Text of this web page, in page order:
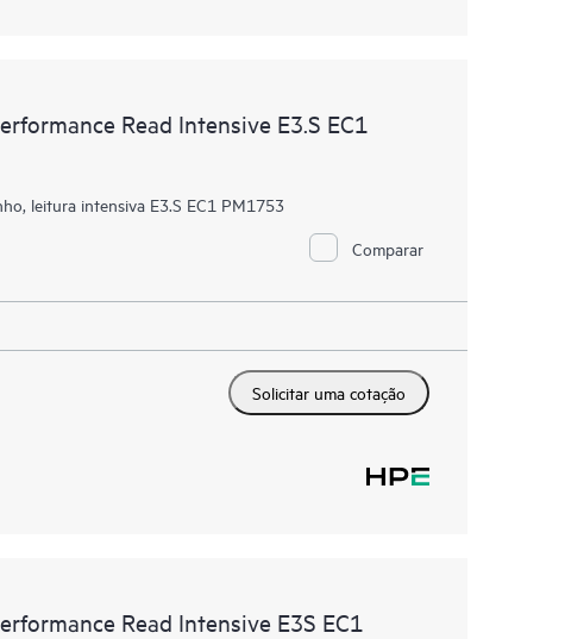
Read Intensive E3.S EC1
leitura intensiva E3.S EC1 PM1753
Comparar
Solicitar uma cotação
Read Intensive E3S EC1